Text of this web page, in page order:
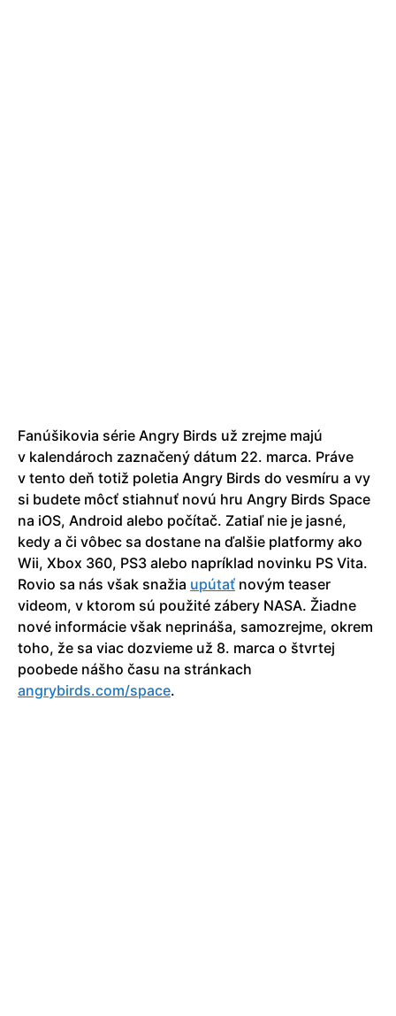
Fanúšikovia série Angry Birds už zrejme majú
v kalendároch zaznačený dátum 22. marca. Práve
v tento deň totiž poletia Angry Birds do vesmíru a vy
si budete môcť stiahnuť novú hru Angry Birds Space
na iOS, Android alebo počítač. Zatiaľ nie je jasné,
kedy a či vôbec sa dostane na ďalšie platformy ako
Wii, Xbox 360, PS3 alebo napríklad novinku PS Vita.
Rovio sa nás však snažia upútať novým teaser
videom, v ktorom sú použité zábery NASA. Žiadne
nové informácie však neprináša, samozrejme, okrem
toho, že sa viac dozvieme už 8. marca o štvrtej
poobede nášho času na stránkach
angrybirds.com/spa­ce.